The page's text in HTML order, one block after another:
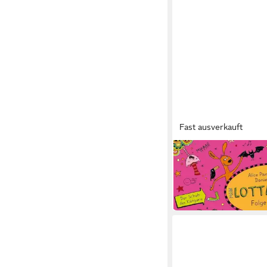
Fast ausverkauft
JUMBO VERLAG
Hörspiel Mein Lotta-
9+10),2 Audio-CD
22,75 €
in 3-4 Werktagen bei dir